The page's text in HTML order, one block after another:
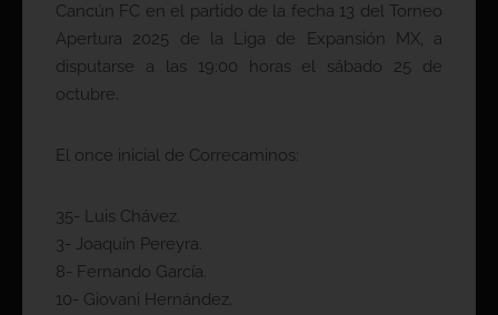
Cancún FC en el partido de la fecha 13 del Torneo
Apertura 2025 de la Liga de Expansión MX, a
disputarse a las 19:00 horas el sábado 25 de
octubre.
El once inicial de Correcaminos:
35- Luis Chávez.
3- Joaquín Pereyra.
8- Fernando García.
10- Giovani Hernández.